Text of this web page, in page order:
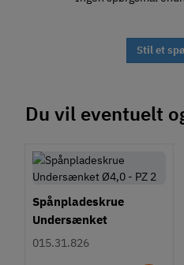
Stil et
Du vil eventuelt
Spånpladeskrue
Undersænket
Fuldgevind Ø4,0 - PZ2
015.31.826